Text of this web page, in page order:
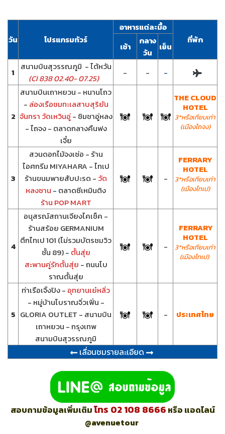
วัน โปรแกรมทัวร์
อาหารแต่ละมื้อ
ที่พัก
เช้า
กลาง
วัน
เย็น
1
สนามบินสุวรรณภูมิ - ไต้หวัน
(CI 838 02.40- 07.25)
- - -
2
สนามบินเถาหยวน - หนานโถว
- ล่องเรือชมทะเลสาบสุริยัน
จันทรา วัดเหวินอู่- ชิมชาอู่หลง
- ไถจง - ตลาดกลางคืนฟง
เจี๋ย
THE CLOUD
HOTEL
3*หรือเทียบเท่า
(เมืองไถจง)
3
สวนดอกไม้จงเซ่อ - ร้าน
ไอศกรีม MIYAHARA - ไทเป
ร้านขนมพายสับปะรด - วัด
หลงซาน - ตลาดซีเหมินติง
ร้าน POP MART
-
FERRARY
HOTEL
3*หรือเทียบเท่า
(เมืองไทเป)
4
อนุสรณ์สถานเจียงไคเช็ค -
ร้านสร้อย GERMANIUM
ตึกไทเป 101 (ไม่รวมบัตรชมวิว
ชั้น 89) - ตั้นสุ่ย
สะพานคู่รักตั้นสุ่ย - ถนนโบ
ราณตั้นสุ่ย
-
FERRARY
HOTEL
3*หรือเทียบเท่า
(เมืองไทเป)
5
ท่าเรือเจิ้งปิง - อุทยานเย๋หลิ่ว
- หมู่บ้านโบราณจิ่วเฟิ่น -
GLORIA OUTLET - สนามบิน
เถาหยวน - กรุงเทพ
สนามบินสุวรรณภูมิ
- ประเทศไทย
เลื่อนชมรายละเอียด
สอบถามข้อมูลเพิ่มเติมโทร 02 108 8666 หรือ แอดไลน์
@avenuetour